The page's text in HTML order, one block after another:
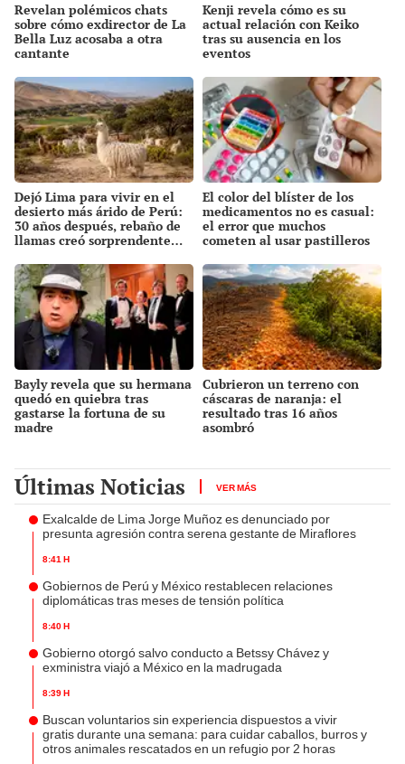
Revelan polémicos chats
sobre cómo exdirector de La
Bella Luz acosaba a otra
cantante
Kenji revela cómo es su
actual relación con Keiko
tras su ausencia en los
eventos
Dejó Lima para vivir en el
desierto más árido de Perú:
30 años después, rebaño de
llamas creó sorprendente
El color del blíster de los
medicamentos no es casual:
el error que muchos
cometen al usar pastilleros
Bayly revela que su hermana
quedó en quiebra tras
gastarse la fortuna de su
madre
Cubrieron un terreno con
cáscaras de naranja: el
resultado tras 16 años
asombró
Últimas Noticias VER MÁS
Exalcalde de Lima Jorge Muñoz es denunciado por
presunta agresión contra serena gestante de Miraflores
8:41 h
Gobiernos de Perú y México restablecen relaciones
diplomáticas tras meses de tensión política
8:40 h
Gobierno otorgó salvo conducto a Betssy Chávez y
exministra viajó a México en la madrugada
8:39 h
Buscan voluntarios sin experiencia dispuestos a vivir
gratis durante una semana: para cuidar caballos, burros y
otros animales rescatados en un refugio por 2 horas